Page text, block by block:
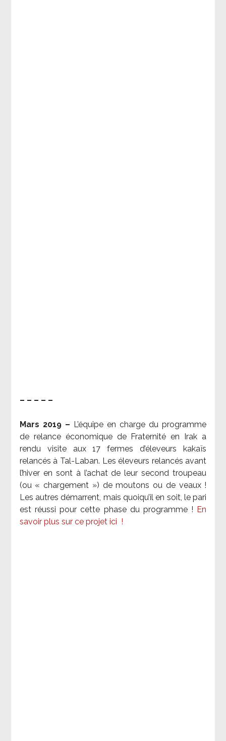
– – – – –
Mars 2019 – L’équipe en charge du programme
de relance économique de Fraternité en Irak a
rendu visite aux 17 fermes d’éleveurs kakaïs
relancés à Tal-Laban. Les éleveurs relancés avant
l’hiver en sont à l’achat de leur second troupeau
(ou « chargement ») de moutons ou de veaux !
Les autres démarrent, mais quoiqu’il en soit, le pari
est réussi pour cette phase du programme ! En
savoir plus sur ce projet ici !